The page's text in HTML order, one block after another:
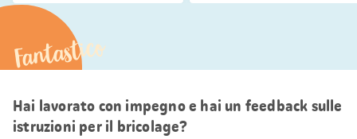
Fantastico
Hai lavorato con impegno e hai un feedback sulle
istruzioni per il bricolage?